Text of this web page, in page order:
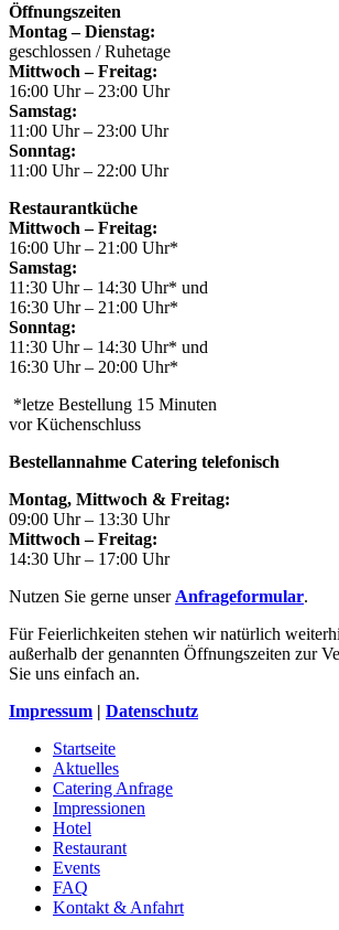
Öffnungszeiten
Montag – Dienstag:
geschlossen / Ruhetage
Mittwoch – Freitag:
16:00 Uhr – 23:00 Uhr
Samstag:
11:00 Uhr – 23:00 Uhr
Sonntag:
11:00 Uhr – 22:00 Uhr
Restaurantküche
Mittwoch – Freitag:
16:00 Uhr – 21:00 Uhr*
Samstag:
11:30 Uhr – 14:30 Uhr* und
16:30 Uhr – 21:00 Uhr*
Sonntag:
11:30 Uhr – 14:30 Uhr* und
16:30 Uhr – 20:00 Uhr*
*letze Bestellung 15 Minuten
vor Küchenschluss
Bestellannahme Catering telefonisch
Montag, Mittwoch & Freitag:
09:00 Uhr – 13:30 Uhr
Mittwoch – Freitag:
14:30 Uhr – 17:00 Uhr
Nutzen Sie gerne unser Anfrageformular.
Für Feierlichkeiten stehen wir natürlich
außerhalb der genannten Öffnungszeiten zur
Sie uns einfach an.
Impressum | Datenschutz
Startseite
Aktuelles
Catering Anfrage
Impressionen
Hotel
Restaurant
Events
FAQ
Kontakt & Anfahrt